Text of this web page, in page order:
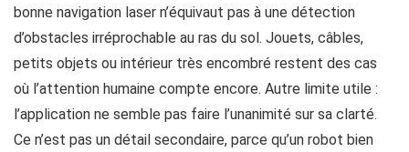
bonne navigation laser n’équivaut pas à une détection
d’obstacles irréprochable au ras du sol. Jouets, câbles,
petits objets ou intérieur très encombré restent des cas
où l’attention humaine compte encore. Autre limite utile :
l’application ne semble pas faire l’unanimité sur sa clarté.
Ce n’est pas un détail secondaire, parce qu’un robot bien